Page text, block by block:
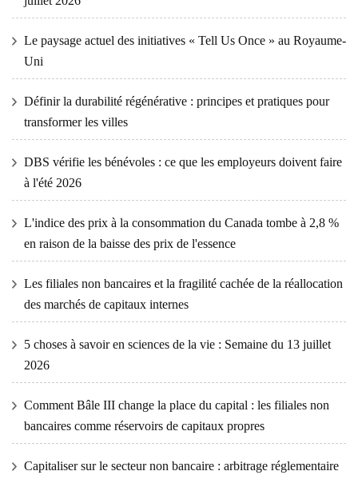
Le paysage actuel des initiatives « Tell Us Once » au Royaume-
Uni
Définir la durabilité régénérative : principes et pratiques pour
transformer les villes
DBS vérifie les bénévoles : ce que les employeurs doivent faire
à l'été 2026
L'indice des prix à la consommation du Canada tombe à 2,8 %
en raison de la baisse des prix de l'essence
Les filiales non bancaires et la fragilité cachée de la réallocation
des marchés de capitaux internes
5 choses à savoir en sciences de la vie : Semaine du 13 juillet
2026
Comment Bâle III change la place du capital : les filiales non
bancaires comme réservoirs de capitaux propres
Capitaliser sur le secteur non bancaire : arbitrage réglementaire